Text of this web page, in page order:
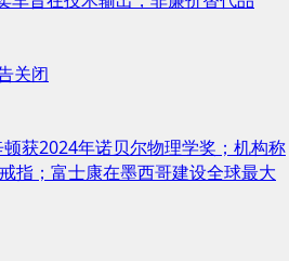
关闭
获2024年诺贝尔物理学奖；机构称
指；富士康在墨西哥建设全球最大